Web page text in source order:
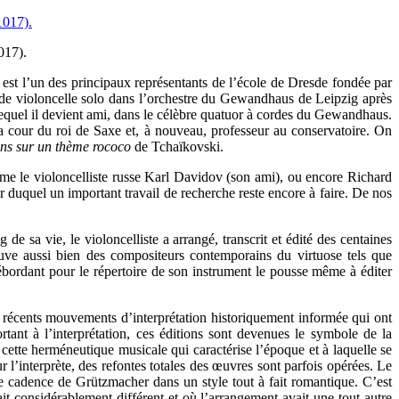
l’un des principaux représentants de l’école de Dresde fondée par
violoncelle solo dans l’orchestre du Gewandhaus de Leipzig après
il devient ami, dans le célèbre quatuor à cordes du Gewandhaus.
du roi de Saxe et, à nouveau, professeur au conservatoire. On
sur un thème rococo de Tchaïkovski.
le violoncelliste russe Karl Davidov (son ami), ou encore Richard
un important travail de recherche reste encore à faire. De nos
sa vie, le violoncelliste a arrangé, transcrit et édité des centaines
aussi bien des compositeurs contemporains du virtuose tels que
pour le répertoire de son instrument le pousse même à éditer
mouvements d’interprétation historiquement informée qui ont
à l’interprétation, ces éditions sont devenues le symbole de la
herméneutique musicale qui caractérise l’époque et à laquelle se
des refontes totales des œuvres sont parfois opérées. Le
de Grützmacher dans un style tout à fait romantique. C’est